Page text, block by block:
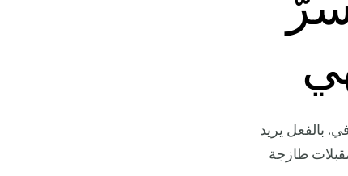
بالفعل يريد
طازجة